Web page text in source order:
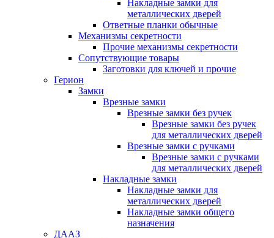
Накладные замки для
металлических дверей
Ответные планки обычные
Механизмы секретности
Прочие механизмы секретности
Сопутствующие товары
Заготовки для ключей и прочие
Герион
Замки
Врезные замки
Врезные замки без ручек
Врезные замки без ручек
для металлических дверей
Врезные замки с ручками
Врезные замки с ручками
для металлических дверей
Накладные замки
Накладные замки для
металлических дверей
Накладные замки общего
назначения
ДААЗ